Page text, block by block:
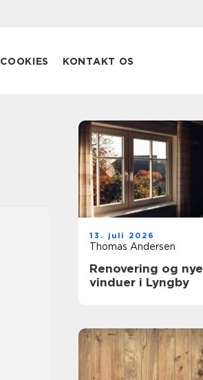
COOKIES KONTAKT OS
13. juli 2026
Thomas Andersen
Renovering og nye
vinduer i Lyngby